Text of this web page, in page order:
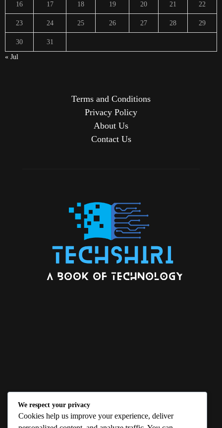
16 17 18 19 20 21 22
23 24 25 26 27 28 29
30
31
« Jul
Terms and Conditions
Privacy Policy
About Us
Contact Us
ABOUT US
We respect your privacy
Cookies help us improve your experience, deliver